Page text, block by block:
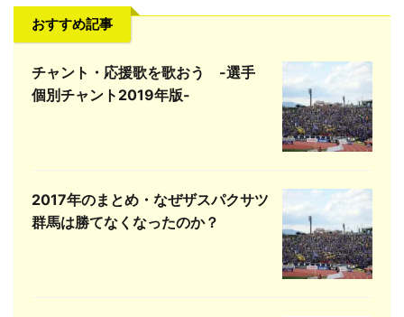
おすすめ記事
チャント・応援歌を歌おう -選手
個別チャント2019年版-
2017年のまとめ・なぜザスパクサツ
群馬は勝てなくなったのか？